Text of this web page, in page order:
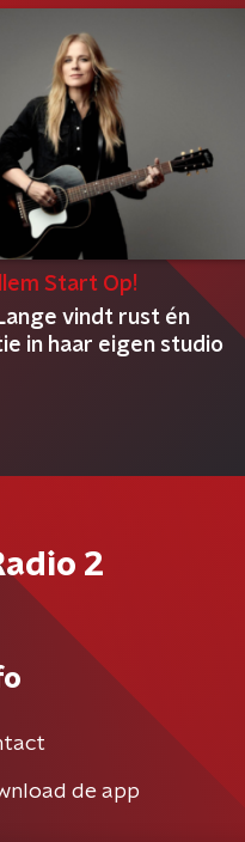
Start Op!
vindt rust én
in haar eigen studio
2
de app